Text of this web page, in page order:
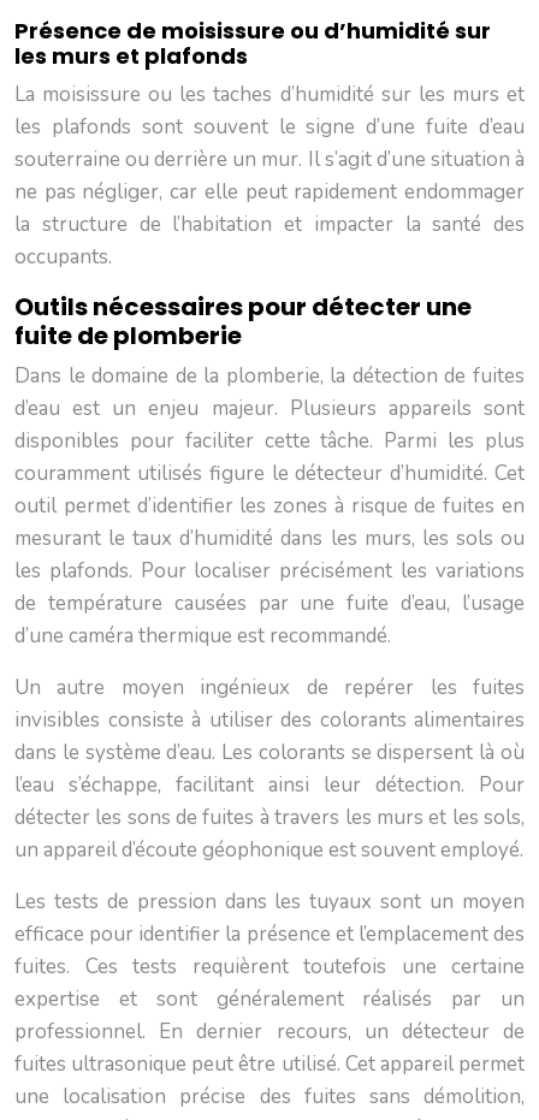
Présence de moisissure ou d’humidité sur
les murs et plafonds
La moisissure ou les taches d’humidité sur les murs et
les plafonds sont souvent le signe d’une fuite d’eau
souterraine ou derrière un mur. Il s’agit d’une situation à
ne pas négliger, car elle peut rapidement endommager
la structure de l’habitation et impacter la santé des
occupants.
Outils nécessaires pour détecter une
fuite de plomberie
Dans le domaine de la plomberie, la détection de fuites
d’eau est un enjeu majeur. Plusieurs appareils sont
disponibles pour faciliter cette tâche. Parmi les plus
couramment utilisés figure le détecteur d’humidité. Cet
outil permet d’identifier les zones à risque de fuites en
mesurant le taux d’humidité dans les murs, les sols ou
les plafonds. Pour localiser précisément les variations
de température causées par une fuite d’eau, l’usage
d’une caméra thermique est recommandé.
Un autre moyen ingénieux de repérer les fuites
invisibles consiste à utiliser des colorants alimentaires
dans le système d’eau. Les colorants se dispersent là où
l’eau s’échappe, facilitant ainsi leur détection. Pour
détecter les sons de fuites à travers les murs et les sols,
un appareil d’écoute géophonique est souvent employé.
Les tests de pression dans les tuyaux sont un moyen
efficace pour identifier la présence et l’emplacement des
fuites. Ces tests requièrent toutefois une certaine
expertise et sont généralement réalisés par un
professionnel. En dernier recours, un détecteur de
fuites ultrasonique peut être utilisé. Cet appareil permet
une localisation précise des fuites sans démolition,